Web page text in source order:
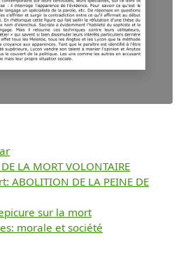
LA MORT VOLONTAIRE
ABOLITION DE LA PEINE DE
sur la mort
morale et société